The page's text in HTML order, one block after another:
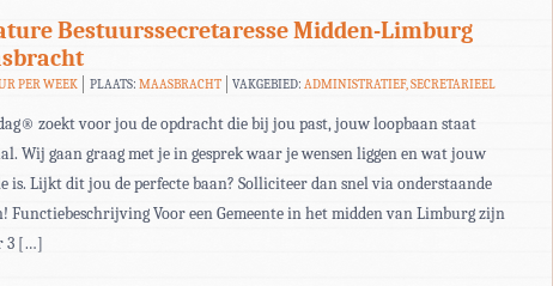
Bestuurssecretaresse Midden-Limburg
PER WEEK PLAATS: MAASBRACHT VAKGEBIED:ADMINISTRATIEF, SECRETARIEEL
zoekt voor jou de opdracht die bij jou past, jouw loopbaan staat
Wij gaan graag met je in gesprek waar je wensen liggen en wat jouw
is. Lijkt dit jou de perfecte baan? Solliciteer dan snel via onderstaande
Functiebeschrijving Voor een Gemeente in het midden van Limburg zijn
3 […]